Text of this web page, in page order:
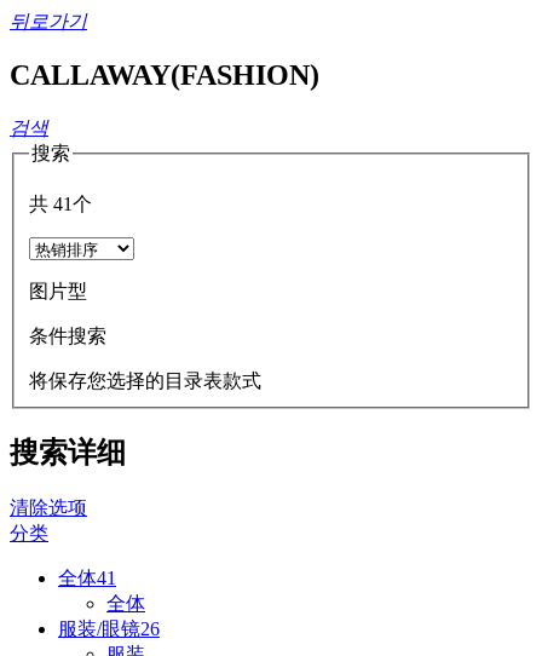
뒤로가기
CALLAWAY(FASHION)
검색
搜索
共 41个
图片型
条件搜索
将保存您选择的目录表款式
搜索详细
清除选项
分类
全体41
全体
服装/眼镜26